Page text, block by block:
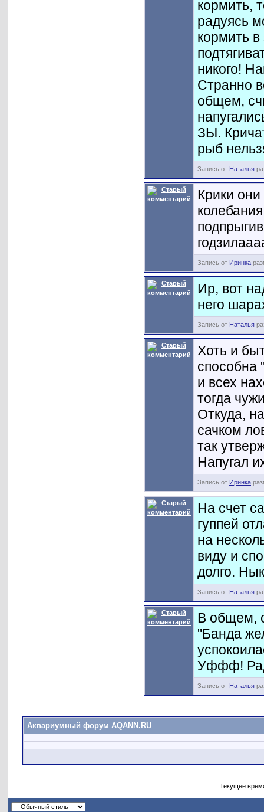
кормить,
радуясь
кормить
никого!
Странно
общем,
ЗЫ.
рыб
Запись от Наталья
Крики
Запись от Иринка
Ир, вот
него
Запись от Наталья
Хоть и
способна
и всех
тогда
Откуда,
сачком
так
Напугал
Запись от Иринка
На счет
гуппей
на
виду и
долго.
Запись от Наталья
В общем,
"Банда
Уффф!
Запись от Наталья
Аквариумный форум AQANN.RU
Текущее